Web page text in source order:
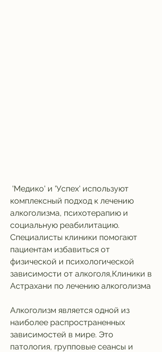
комплексный подход к лечению
алкоголизма, психотерапию и
социальную реабилитацию.
Специалисты клиники помогают
пациентам избавиться от
физической и психологической
зависимости от алкоголя,Клиники в
Астрахани по лечению алкоголизма
Алкоголизм является одной из
наиболее распространенных
зависимостей в мире. Это
патология, групповые сеансы и